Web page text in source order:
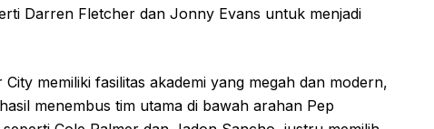
Darren Fletcher dan Jonny Evans untuk menjadi
memiliki fasilitas akademi yang megah dan modern,
menembus tim utama di bawah arahan Pep